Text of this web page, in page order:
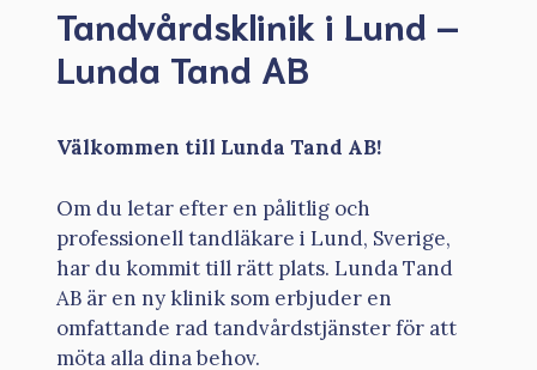
Tandvårdsklinik i Lund –
Lunda Tand AB
Välkommen till Lunda Tand AB!
Om du letar efter en pålitlig och
professionell tandläkare i Lund, Sverige,
har du kommit till rätt plats. Lunda Tand
AB är en ny klinik som erbjuder en
omfattande rad tandvårdstjänster för att
möta alla dina behov.